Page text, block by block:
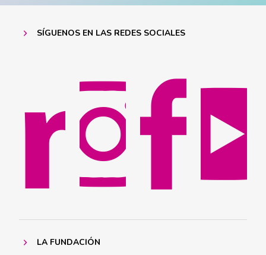
SÍGUENOS EN LAS REDES SOCIALES
LA FUNDACIÓN